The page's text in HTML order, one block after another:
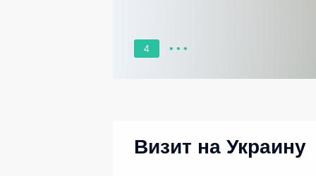
4
Визит на Украину